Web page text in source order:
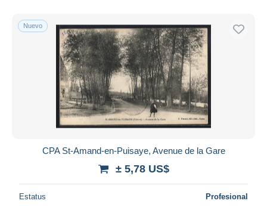
Nuevo
CPA St-Amand-en-Puisaye, Avenue de la Gare
± 5,78 US$
Estatus Profesional